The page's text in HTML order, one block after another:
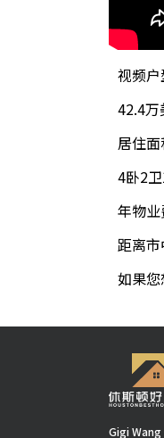
视频户
42.4万
居住面
4卧2
年物
距离市
如果
Gigi Wang